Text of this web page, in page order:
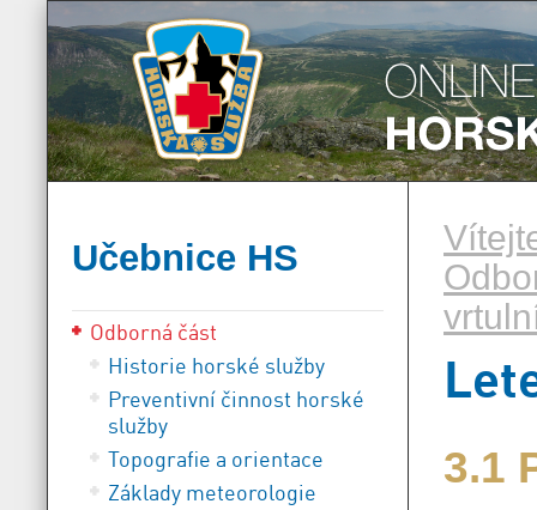
Učebnice HS
Odborná část
Historie horské služby
Preventivní činnost horské
služby
Topografie a orientace
Základy meteorologie
3.1